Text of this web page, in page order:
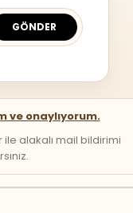
GÖNDER
ve onaylıyorum.
alakalı mail bildirimi